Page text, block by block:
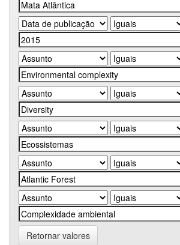
Retornar valores